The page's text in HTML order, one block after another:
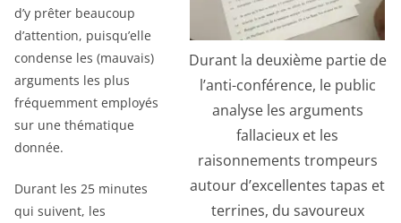
Durant la deuxième partie de
l’anti-conférence, le public
analyse les arguments
fallacieux et les
raisonnements trompeurs
autour d’excellentes tapas et
terrines, du savoureux
d’y prêter beaucoup
d’attention, puisqu’elle
condense les (mauvais)
arguments les plus
fréquemment employés
sur une thématique
donnée.
Durant les 25 minutes
qui suivent, les